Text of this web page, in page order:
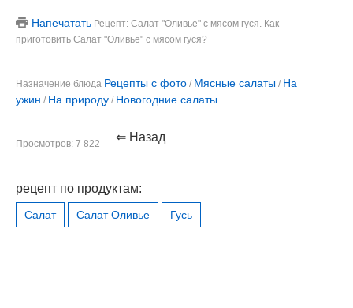
Напечатать Рецепт: Салат "Оливье" с мясом гуся. Как
приготовить Салат "Оливье" с мясом гуся?
Назначение блюда Рецепты с фото / Мясные салаты / На
ужин / На природу / Новогодние салаты
Просмотров: 7 822 ⇐ Назад
рецепт по продуктам:
Салат Салат Оливье Гусь